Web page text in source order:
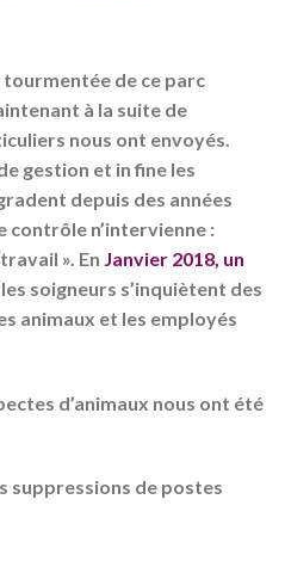
de ce parc
à la suite de
nous ont envoyés.
gestion et in fine les
depuis des années
contrôle n’intervienne :
». En Janvier 2018, un
soigneurs s’inquiètent des
animaux et les employés
d’animaux nous ont été
suppressions de postes